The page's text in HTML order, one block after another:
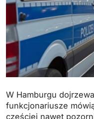
W Hamburgu
funkcjonariusze
częściej nawet